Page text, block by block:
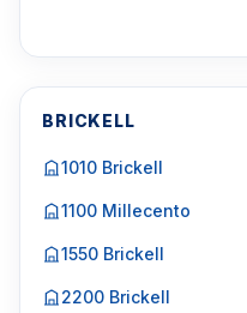
BRICKELL
1010 Brickell
1100 Millecento
1550 Brickell
2200 Brickell